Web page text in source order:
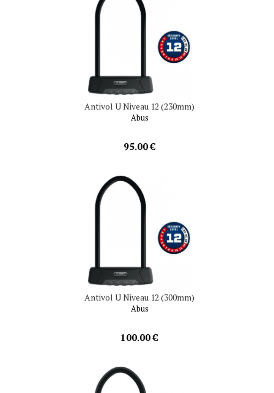
Antivol U Niveau 12 (230mm)
Abus
95.00 €
Antivol U Niveau 12 (300mm)
Abus
100.00 €